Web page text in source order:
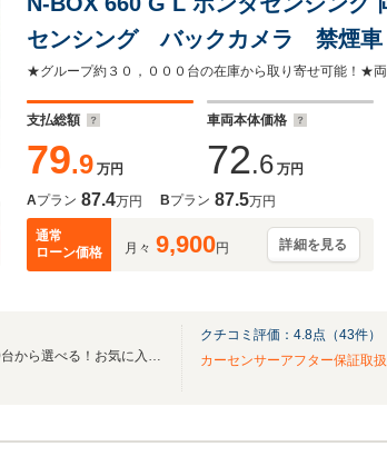
センシング バックカメラ 禁煙
ライト ビルトインETC オート
ト オートエアコン
支払総額
79.9 万円
車両本体価格
72.6 万円
Aプラン 87.4万円 Bプラン 87.5万円
通常
ローン価格
月々 9,900円 詳細を見る
クチコミ評価： 4.8点（43件）
カーセンサーアフター保証取